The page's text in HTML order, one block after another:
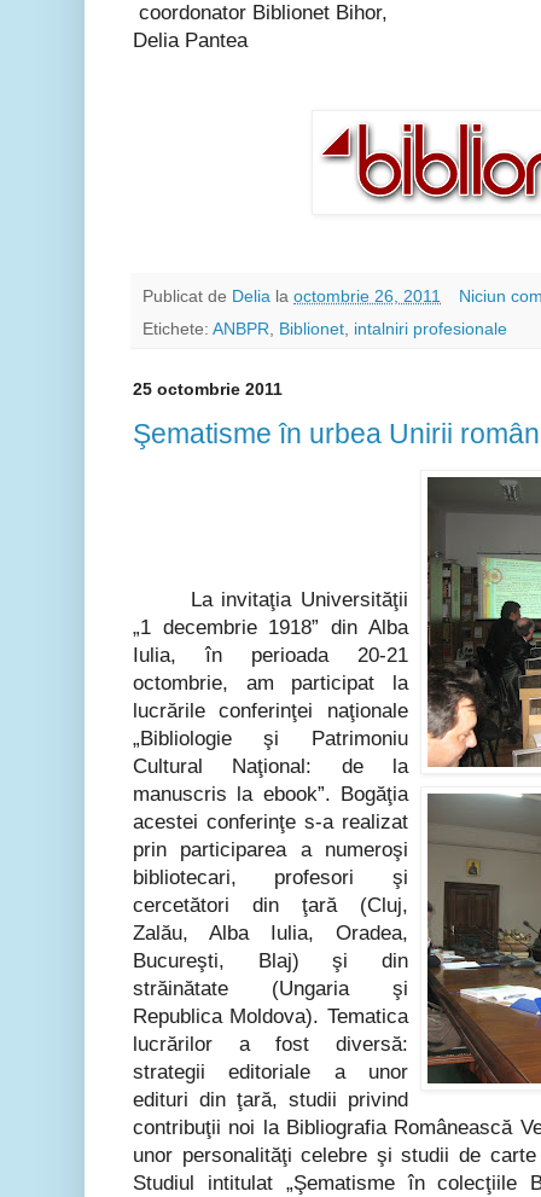
coordonator Biblionet Bihor,
Delia Pantea
Publicat de Delia la octombrie 26, 2011
Niciun
Etichete: ANBPR Biblionet intalniri profesionale
25 octombrie 2011
Şematisme în urbea Unirii
La invitaţia Universităţii
„1 decembrie 1918” din Alba
Iulia, în perioada 20-21
octombrie, am participat la
lucrările conferinţei naţionale
„Bibliologie şi Patrimoniu
Cultural Naţional: de la
manuscris la ebook”. Bogăţia
acestei conferinţe s-a realizat
prin participarea a numeroşi
bibliotecari, profesori şi
cercetători din ţară (Cluj,
Zalău, Alba Iulia, Oradea,
Bucureşti, Blaj) şi din
străinătate (Ungaria şi
Republica Moldova). Tematica
lucrărilor a fost diversă:
strategii editoriale a unor
edituri din ţară, studii privind
contribuţii noi la Bibliografia Românească
unor personalităţi celebre şi studii de
Studiul intitulat „Şematisme în colecţiile